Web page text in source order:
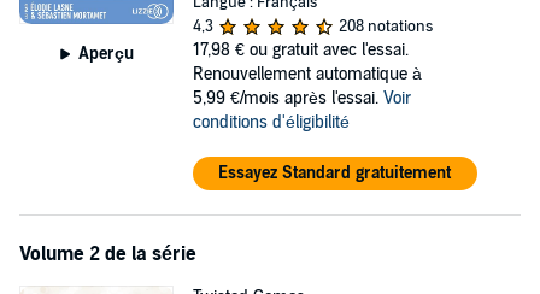
Aperçu
4,3
208 notations
17,98 € ou gratuit avec l'essai.
Renouvellement automatique à
5,99 €/mois après l'essai. Voir
conditions d'éligibilité
Essayez Standard gratuitement
Volume 2 de la série